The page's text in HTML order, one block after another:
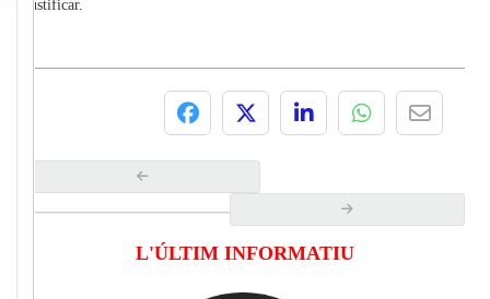
justificar.
L'ÚLTIM INFORMATIU